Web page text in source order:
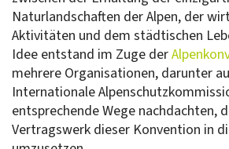
Naturlandschaften der Alpen, der
Aktivitäten und dem städtischen
Idee entstand im Zuge der
mehrere Organisationen, darunter
Internationale
entsprechende Wege nachdachten,
Vertragswerk dieser Konvention in